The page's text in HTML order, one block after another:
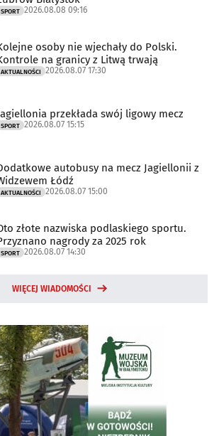
SPORT 2026.08.08 09:16
osoby nie wjechały do Polski.
na granicy z Litwą trwają
AKTUALNOŚCI 2026.08.07 17:30
przekłada swój ligowy mecz
SPORT 2026.08.07 15:15
autobusy na mecz Jagiellonii z
Łódź
AKTUALNOŚCI 2026.08.07 15:00
złote nazwiska podlaskiego sportu.
nagrody za 2025 rok
SPORT 2026.08.07 14:30
WIĘCEJ WIADOMOŚCI